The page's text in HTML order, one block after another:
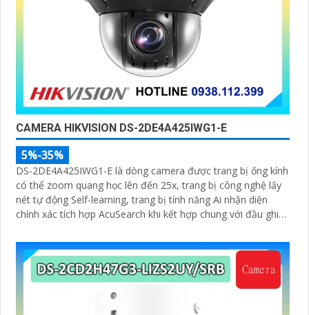
CAMERA HIKVISION DS-2DE4A425IWG1-E
5%-35%
DS-2DE4A425IWG1-E là dòng camera được trang bị ống kính
có thể zoom quang học lên đến 25x, trang bị công nghệ lấy
nét tự động Self-learning, trang bị tính năng Ai nhận diện
chính xác tích hợp AcuSearch khi kết hợp chung với đầu ghi